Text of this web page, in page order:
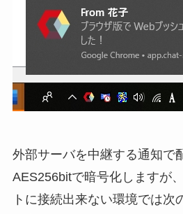
外部サーバを中継する通知で
AES256bitで暗号化しますが
トに接続出来ない環境では次